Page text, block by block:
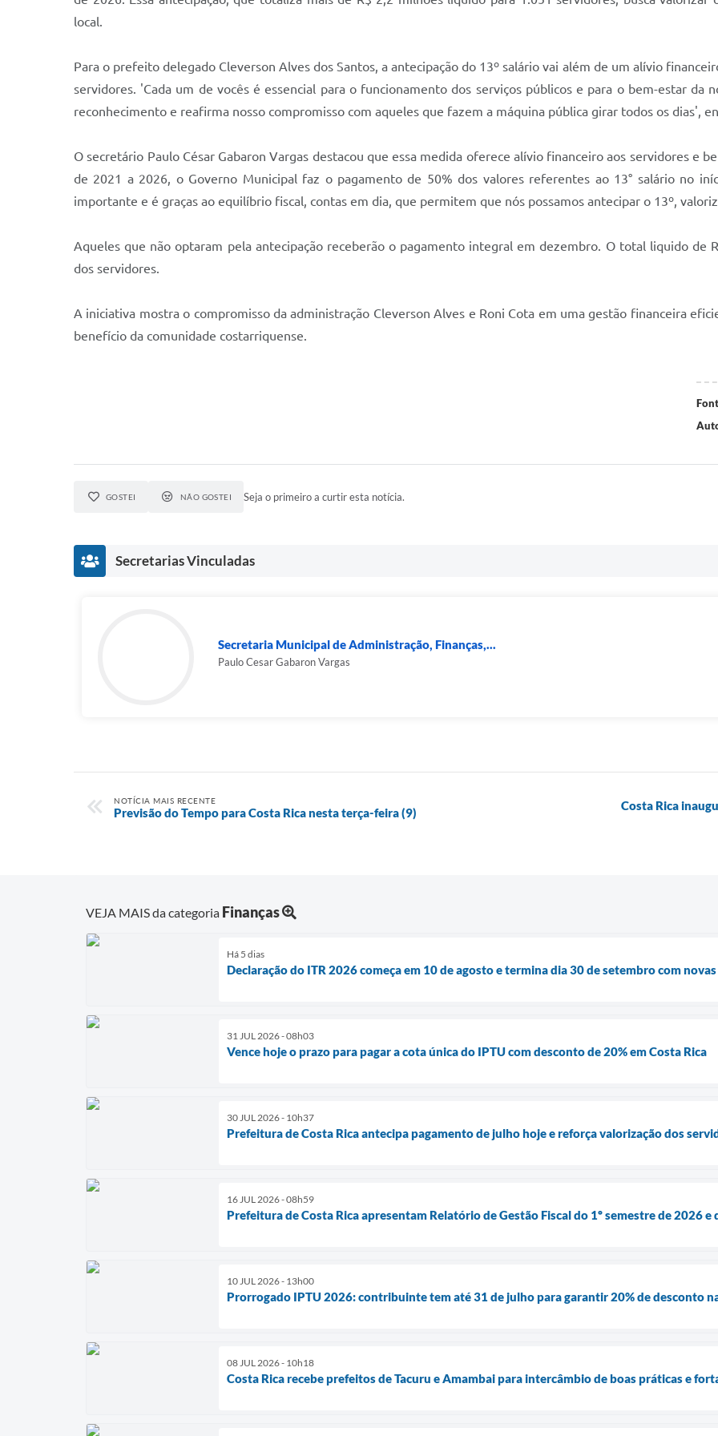
local.
Para o prefeito delegado Cleverson Alves dos Santos, a antecipação do 13º salário vai além de um alívio
servidores. 'Cada um de vocês é essencial para o funcionamento dos serviços públicos e para o bem-estar da
reconhecimento e reafirma nosso compromisso com aqueles que fazem a máquina pública girar todos os dias',
O secretário Paulo César Gabaron Vargas destacou que essa medida oferece alívio financeiro aos servidores e
de 2021 a 2026, o Governo Municipal faz o pagamento de 50% dos valores referentes ao 13° salário no
importante e é graças ao equilíbrio fiscal, contas em dia, que permitem que nós possamos antecipar o 13º,
Aqueles que não optaram pela antecipação receberão o pagamento integral em dezembro. O total liquido de
dos servidores.
A iniciativa mostra o compromisso da administração Cleverson Alves e Roni Cota em uma gestão financeira
benefício da comunidade costarriquense.
GOSTEI NÃO GOSTEI Seja o primeiro a curtir esta notícia.
Secretarias Vinculadas
Secretaria Municipal de Administração, Finanças,...
Paulo Cesar Gabaron Vargas
NOTÍCIA MAIS RECENTE
Previsão do Tempo para Costa Rica nesta terça-feira (9) Costa Rica
VEJA MAIS da categoria Finanças
Há 5 dias
Declaração do ITR 2026 começa em 10 de agosto e termina dia 30 de setembro com
31 JUL 2026 - 08h03
Vence hoje o prazo para pagar a cota única do IPTU com desconto de 20% em Costa Rica
30 JUL 2026 - 10h37
Prefeitura de Costa Rica antecipa pagamento de julho hoje e reforça valorização dos
16 JUL 2026 - 08h59
Prefeitura de Costa Rica apresentam Relatório de Gestão Fiscal do 1º semestre de 2026
10 JUL 2026 - 13h00
Prorrogado IPTU 2026: contribuinte tem até 31 de julho para garantir 20% de desconto
08 JUL 2026 - 10h18
Costa Rica recebe prefeitos de Tacuru e Amambai para intercâmbio de boas práticas e